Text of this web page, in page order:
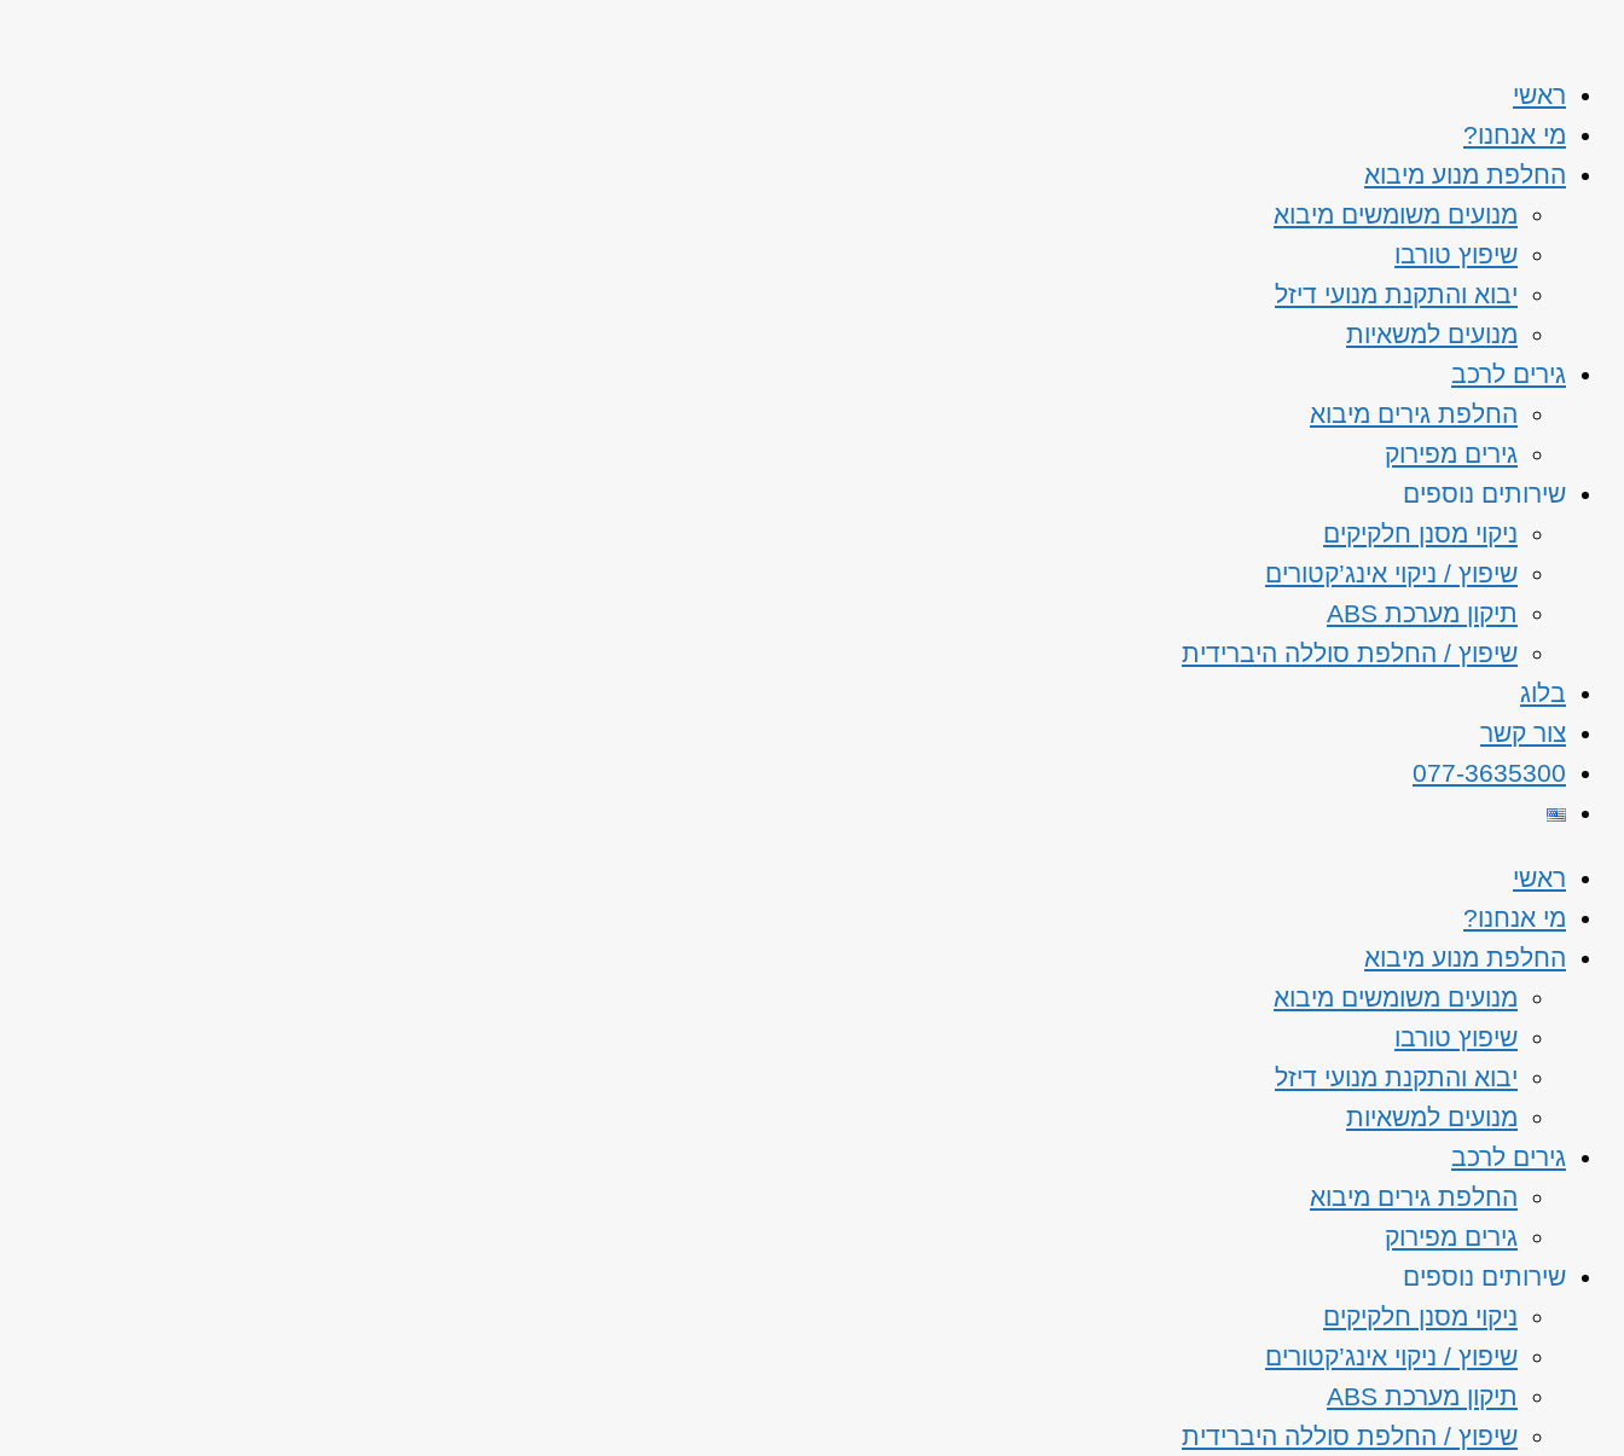
ראשי
מי אנחנו?
החלפת מנוע מיבוא
מנועים משומשים מיבוא
שיפוץ טורבו
יבוא והתקנת מנועי דיזל
מנועים למשאיות
גירים לרכב
החלפת גירים מיבוא
גירים מפירוק
שירותים נוספים
ניקוי מסנן חלקיקים
שיפוץ / ניקוי אינג’קטורים
תיקון מערכת ABS
שיפוץ / החלפת סוללה היברידית
בלוג
צור קשר
077-3635300
ראשי
מי אנחנו?
החלפת מנוע מיבוא
מנועים משומשים מיבוא
שיפוץ טורבו
יבוא והתקנת מנועי דיזל
מנועים למשאיות
גירים לרכב
החלפת גירים מיבוא
גירים מפירוק
שירותים נוספים
ניקוי מסנן חלקיקים
שיפוץ / ניקוי אינג’קטורים
תיקון מערכת ABS
שיפוץ / החלפת סוללה היברידית